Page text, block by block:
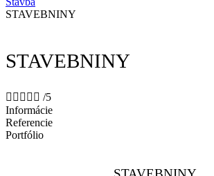
STAVEBNINY
STAVEBNINY
     /5
Informácie
Referencie
Portfólio